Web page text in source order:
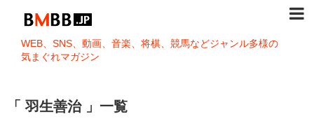
WEB、SNS、動画、音楽、将棋、競馬などジャンル多様の
気まぐれマガジン
「 羽生善治 」一覧